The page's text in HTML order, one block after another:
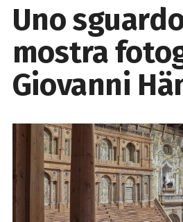
Uno
mostra
Giovanni